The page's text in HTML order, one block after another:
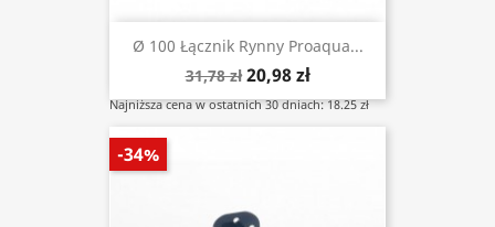
Ø 100 Łącznik Rynny Proaqua...
31,78 zł 20,98 zł
Najniższa cena w ostatnich 30 dniach: 18.25 zł
-34%